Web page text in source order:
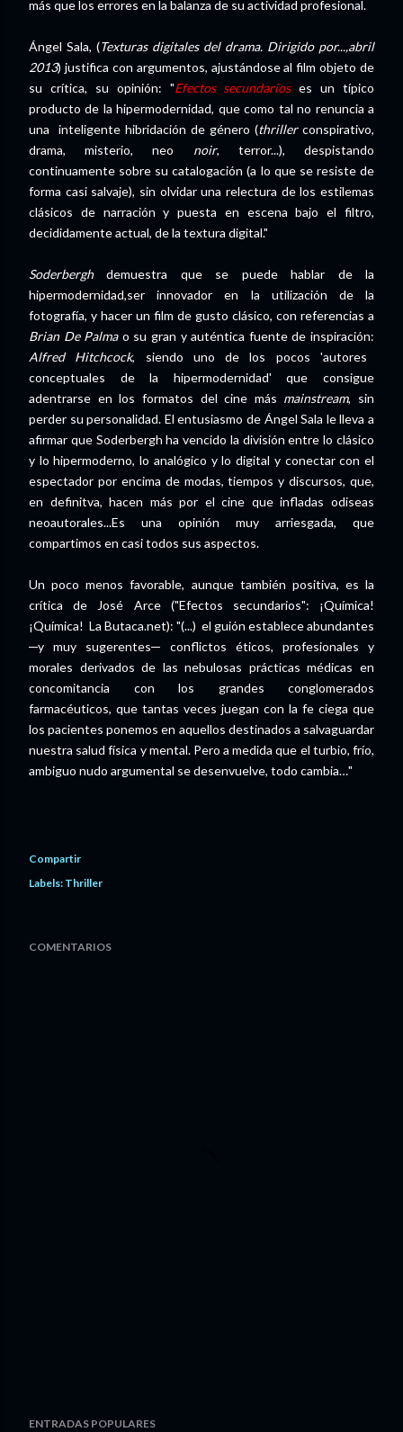
más que los errores en la balanza de su actividad profesional.
Ángel Sala, (Texturas digitales del drama. Dirigido por...,abril
2013) justifica con argumentos, ajustándose al film objeto de
su crítica, su opinión: "Efectos secundarios es un típico
producto de la hipermodernidad, que como tal no renuncia a
una inteligente hibridación de género (thrillerconspirativo,
drama, misterio, neo noir, terror...), despistando
continuamente sobre su catalogación (a lo que se resiste de
forma casi salvaje), sin olvidar una relectura de los estilemas
clásicos de narración y puesta en escena bajo el filtro,
decididamente actual, de la textura digital."
Soderberghdemuestra que se puede hablar de la
hipermodernidad,ser innovador en la utilización de la
fotografía, y hacer un film de gusto clásico, con referencias a
Brian De Palma o su gran y auténtica fuente de inspiración:
Alfred Hitchcock, siendo uno de los pocos 'autores
conceptuales de la hipermodernidad' que consigue
adentrarse en los formatos del cine más mainstream, sin
perder su personalidad. El entusiasmo de Ángel Sala le lleva a
afirmar que Soderbergh ha vencido la división entre lo clásico
y lo hipermoderno, lo analógico y lo digital y conectar con el
espectador por encima de modas, tiempos y discursos, que,
en definitva, hacen más por el cine que infladas odiseas
neoautorales...Es una opinión muy arriesgada, que
compartimos en casi todos sus aspectos.
Un poco menos favorable, aunque también positiva, es la
crítica de José Arce ("Efectos secundarios": ¡Química!
¡Química! La Butaca.net): "(...) el guión establece abundantes
─y muy sugerentes─ conflictos éticos, profesionales y
morales derivados de las nebulosas prácticas médicas en
concomitancia con los grandes conglomerados
farmacéuticos, que tantas veces juegan con la fe ciega que
los pacientes ponemos en aquellos destinados a salvaguardar
nuestra salud física y mental. Pero a medida que el turbio, frío,
ambiguo nudo argumental se desenvuelve, todo cambia…"
Compartir
Labels: Thriller
COMENTARIOS
ENTRADAS POPULARES